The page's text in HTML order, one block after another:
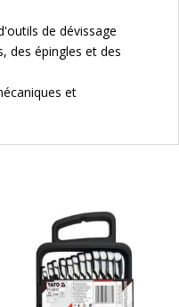
de dévissage
des épingles et des
et